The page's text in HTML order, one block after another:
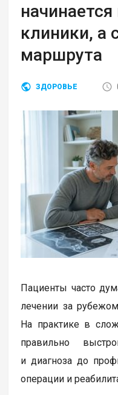
клиники, а
маршрута
ЗДОРОВЬЕ
Пациенты часто
лечении за
На практике в
правильно
и диагноза до
операции и